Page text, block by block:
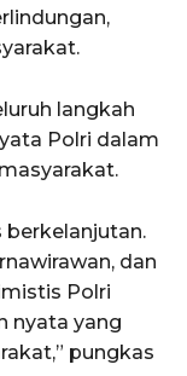
langkah
Polri dalam
berkelanjutan.
dan
Polri
nyata yang
pungkas